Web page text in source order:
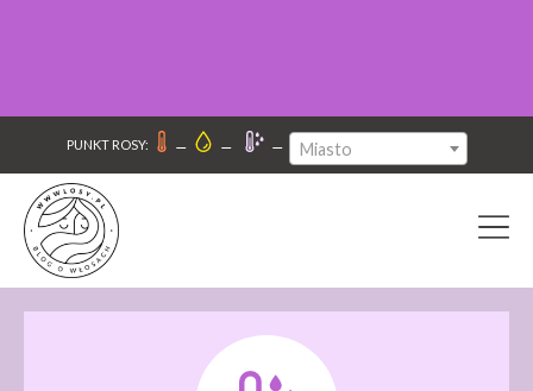
PUNKT ROSY: – – – Miasto